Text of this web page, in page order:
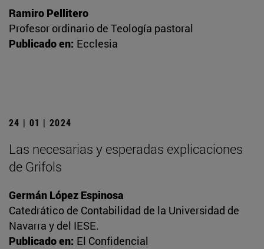
Ramiro Pellitero
Profesor ordinario de Teología pastoral
Publicado en: Ecclesia
24 | 01 | 2024
Las necesarias y esperadas explicaciones
de Grifols
Germán López Espinosa
Catedrático de Contabilidad de la Universidad de
Navarra y del IESE.
Publicado en: El Confidencial